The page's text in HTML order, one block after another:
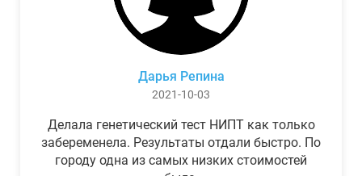
Дарья Репина
2021-10-03
Делала генетический тест НИПТ как только
забеременела. Результаты отдали быстро. По
городу одна из самых низких стоимостей